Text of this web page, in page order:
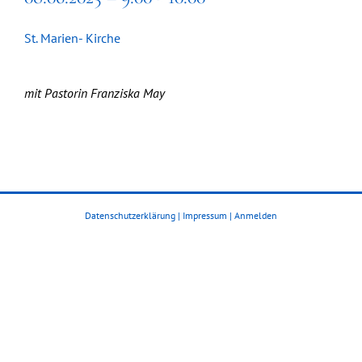
St. Marien- Kirche
mit Pastorin Franziska May
Datenschutzerklärung | Impressum | Anmelden